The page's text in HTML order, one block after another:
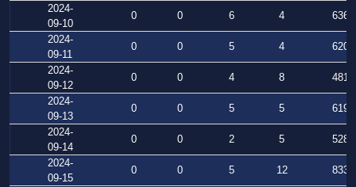
2024-
09-10
0 0 6 4
636
2024-
09-11
0 0 5 4
620
2024-
09-12
0 0 4 8
481
2024-
09-13
0 0 5 5
619
2024-
09-14
0 0 2 5
528
2024-
09-15
0 0 5 12
833